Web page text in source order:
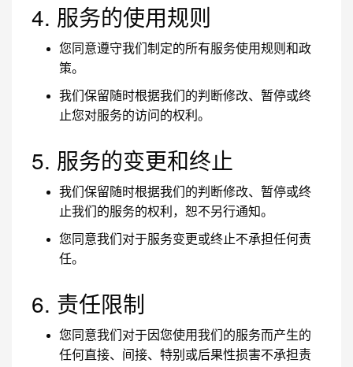
4. 服务的使用规则
您同意遵守我们制定的所有服务使用规则和政
策。
我们保留随时根据我们的判断修改、暂停或终
止您对服务的访问的权利。
5. 服务的变更和终止
我们保留随时根据我们的判断修改、暂停或终
止我们的服务的权利，恕不另行通知。
您同意我们对于服务变更或终止不承担任何责
任。
6. 责任限制
您同意我们对于因您使用我们的服务而产生的
任何直接、间接、特别或后果性损害不承担责